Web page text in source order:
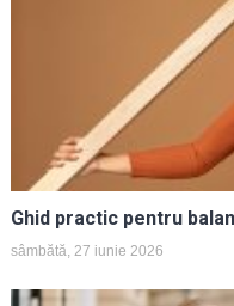
Ghid practic pentru
sâmbătă, 27 iunie 2026